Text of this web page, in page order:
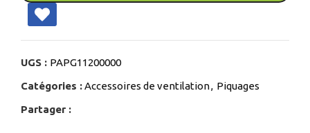
UGS : PAPG11200000
Catégories :Accessoires de ventilation, Piquages
Partager :